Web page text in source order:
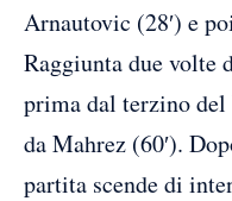
Arnautovic (28′) e
Raggiunta due volte
prima dal terzino del
da Mahrez (60′).
partita scende di